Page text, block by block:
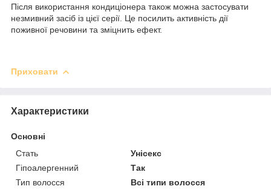
Після використання кондиціонера також можна застосувати
незмивний засіб із цієї серії. Це посилить активність дії
поживної речовини та зміцнить ефект.
Приховати
Характеристики
Основні
Стать
Унісекс
Гіпоалергенний
Так
Тип волосся
Всі типи волосся